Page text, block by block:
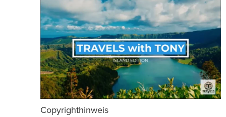
Copyrighthinweis